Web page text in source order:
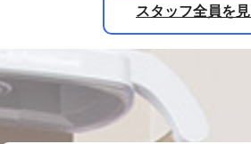
スタッフ全員を